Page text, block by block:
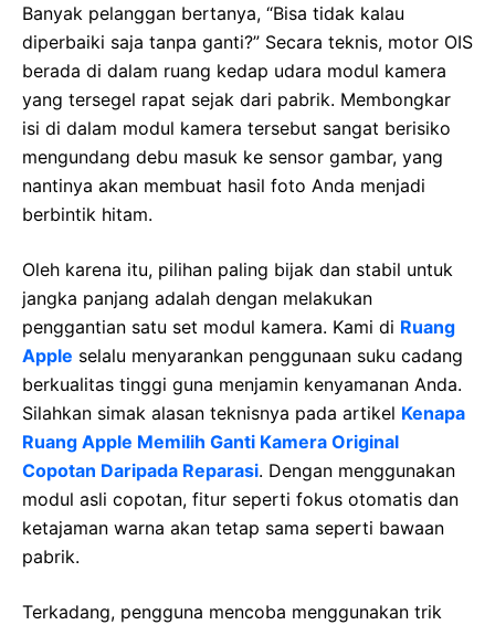
Banyak pelanggan bertanya, “Bisa tidak kalau
diperbaiki saja tanpa ganti?” Secara teknis, motor OIS
berada di dalam ruang kedap udara modul kamera
yang tersegel rapat sejak dari pabrik. Membongkar
isi di dalam modul kamera tersebut sangat berisiko
mengundang debu masuk ke sensor gambar, yang
nantinya akan membuat hasil foto Anda menjadi
berbintik hitam.
Oleh karena itu, pilihan paling bijak dan stabil untuk
jangka panjang adalah dengan melakukan
penggantian satu set modul kamera. Kami di Ruang
Apple selalu menyarankan penggunaan suku cadang
berkualitas tinggi guna menjamin kenyamanan Anda.
Silahkan simak alasan teknisnya pada artikel Kenapa
Ruang Apple Memilih Ganti Kamera Original
Copotan Daripada Reparasi. Dengan menggunakan
modul asli copotan, fitur seperti fokus otomatis dan
ketajaman warna akan tetap sama seperti bawaan
pabrik.
Terkadang, pengguna mencoba menggunakan trik